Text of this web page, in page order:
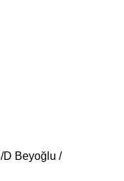
D Beyoğlu /